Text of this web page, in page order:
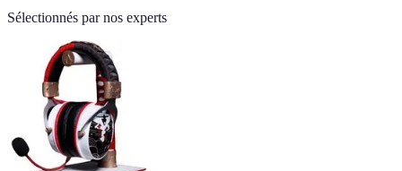
Sélectionnés par nos experts